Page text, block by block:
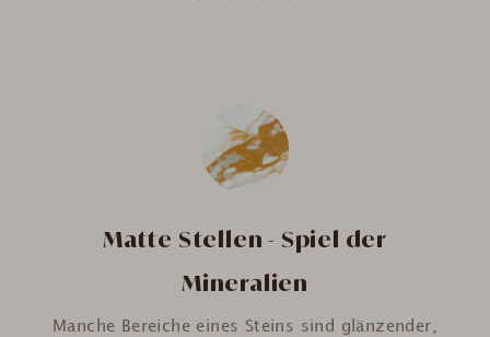
Matte Stellen - Spiel der
Mineralien
Manche Bereiche eines Steins sind glänzender,